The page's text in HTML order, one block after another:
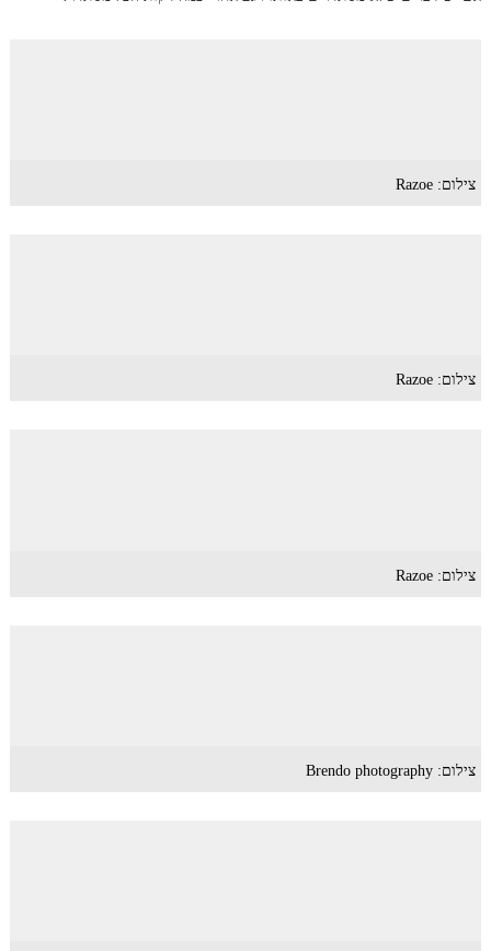
צילום: Razoe
צילום: Razoe
צילום: Razoe
צילום: Brendo photography